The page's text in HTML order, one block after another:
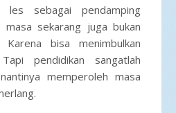
les sebagai pendamping
sekarang juga bukan
bisa menimbulkan
pendidikan sangatlah
memperoleh masa